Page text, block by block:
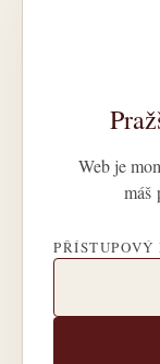
Web je
máš
PŘÍSTUPOVÝ